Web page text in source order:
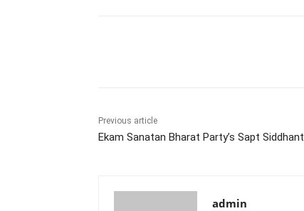
Previous article
Ekam Sanatan Bharat Party’s Sapt Siddhant
admin